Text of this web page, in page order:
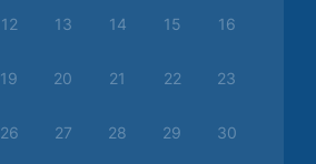
12 13 14 15 16
19 20 21 22 23
26 27 28 29 30